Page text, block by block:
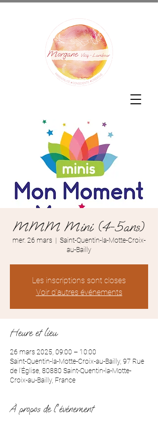
MMM Mini (4-5ans)
mer. 26 mars
  |
Saint-Quentin-la-Motte-Croix-
au-Bailly
Les inscriptions sont closes
Voir d'autres événements
Heure et lieu
26 mars 2025, 09:00 – 10:00
Saint-Quentin-la-Motte-Croix-au-Bailly, 97 Rue
de l'Église, 80880 Saint-Quentin-la-Motte-
Croix-au-Bailly, France
À propos de l'événement